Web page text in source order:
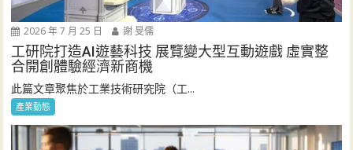
2026 年 7 月 25 日 謝 旻儒
工研院打造AI遊藝科技 展覽變大型互動遊戲 虛實整
合開創體驗經濟新商機
此篇文章聚焦於工業技術研究院（工...
產業動態